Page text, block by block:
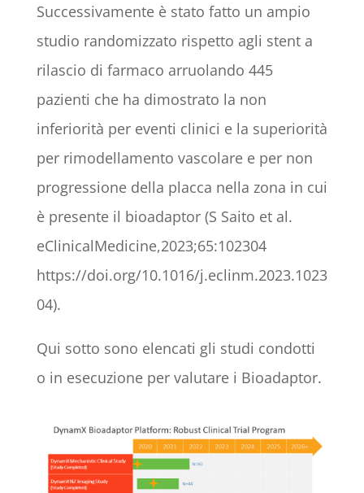
Successivamente è stato fatto un ampio
studio randomizzato rispetto agli stent a
rilascio di farmaco arruolando 445
pazienti che ha dimostrato la non
inferiorità per eventi clinici e la superiorità
per rimodellamento vascolare e per non
progressione della placca nella zona in cui
è presente il bioadaptor (S Saito et al.
eClinicalMedicine,2023;65:102304
https://doi.org/10.1016/j.eclinm.2023.1023
04).
Qui sotto sono elencati gli studi condotti
o in esecuzione per valutare i Bioadaptor.